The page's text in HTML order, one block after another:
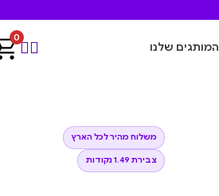
המותגים שלנו
0
משלוח מהיר לכל הארץ
צבירת 1.49 נקודות